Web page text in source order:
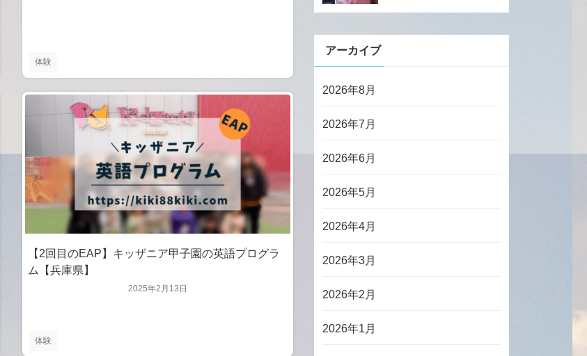
体験
体験
2025年2月13日
【2回目のEAP】キッザニア甲子園の英語プログラ
ム【兵庫県】
アーカイブ
2026年8月
2026年7月
2026年6月
2026年5月
2026年4月
2026年3月
2026年2月
2026年1月